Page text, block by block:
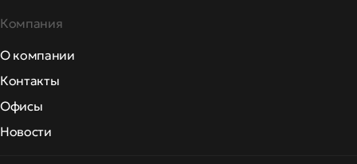
Компания
О компании
Контакты
Офисы
Новости